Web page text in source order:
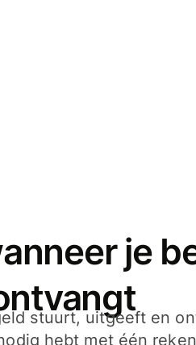
je
stuurt, uitgeeft en
hebt met één